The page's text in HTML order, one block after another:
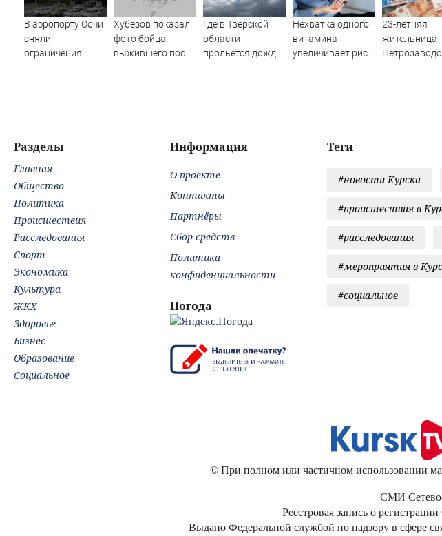
В аэропорту Сочи
сняли
ограничения
Хубезов показал
фото бойца,
выжившего после
Где в Тверской
области
прольется дождь
Нехватка одного
витамина
увеличивает риск
23-летняя
жительница
Теги
#новости Курска
#происшествия в
#расследования
#мероприятия в
#социальное
Разделы
Главная
Общество
Политика
Происшествия
Расследования
Спорт
Экономика
Культура
ЖКХ
Здоровье
Бизнес
Образование
Социальное
Информация
О проекте
Контакты
Партнёры
Сбор средств
Политика
конфиденциальности
Погода
© При полном или частичном использовании
СМИ
Реестровая запись о
Выдано Федеральной службой по надзору в сфере